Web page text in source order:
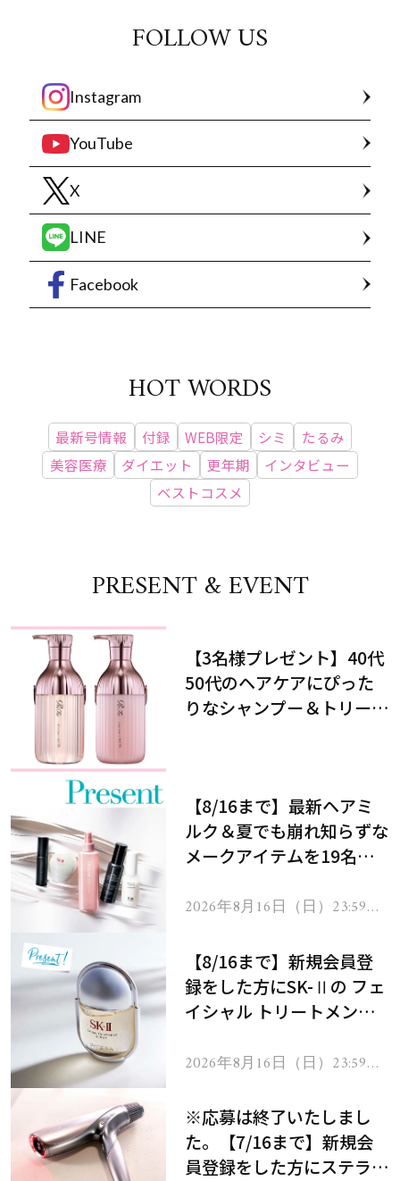
FOLLOW US
Instagram
YouTube
X
LINE
Facebook
HOT WORDS
最新号情報 付録 WEB限定 シミ
たるみ
美容医療
ダイエット 更年期
インタビュー
ベストコスメ
PRESENT & EVENT
【3名様プレゼント】40代
50代のヘアケアにぴった
りなシャンプー＆トリート
【8/16まで】最新ヘアミ
ルク＆夏でも崩れ知らずな
メークアイテムを19名様
2026年8月16日（日）23:59ま
【8/16まで】新規会員登
録をした方にSK-Ⅱの フェ
イシャル トリートメント
2026年8月16日（日）23:59ま
※応募は終了いたしまし
た。【7/16まで】新規会
員登録をした方にステラボ